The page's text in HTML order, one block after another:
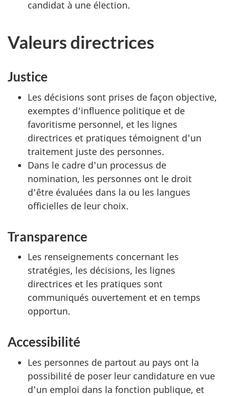
candidat à une élection.
Valeurs directrices
Justice
Les décisions sont prises de façon objective,
exemptes d'influence politique et de
favoritisme personnel, et les lignes
directrices et pratiques témoignent d'un
traitement juste des personnes.
Dans le cadre d'un processus de
nomination, les personnes ont le droit
d'être évaluées dans la ou les langues
officielles de leur choix.
Transparence
Les renseignements concernant les
stratégies, les décisions, les lignes
directrices et les pratiques sont
communiqués ouvertement et en temps
opportun.
Accessibilité
Les personnes de partout au pays ont la
possibilité de poser leur candidature en vue
d'un emploi dans la fonction publique, et